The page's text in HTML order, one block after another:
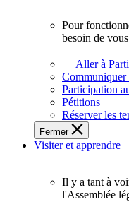
plein
potentiel,
l'Assemblée
a
besoin
de
Pour
besoin de
Aller à
Communiquer
Participation
Pétitions
Réserver les
Fermer
Visiter et apprendre
Il y a tant à
l'Assemblée